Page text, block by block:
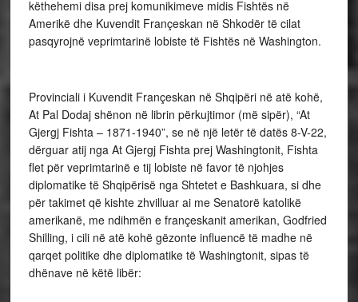
këthehemi disa prej komunikimeve midis Fishtës në
Amerikë dhe Kuvendit Françeskan në Shkodër të cilat
pasqyrojnë veprimtarinë lobiste të Fishtës në Washington.
Provinciali i Kuvendit Françeskan në Shqipëri në atë kohë,
At Pal Dodaj shënon në librin përkujtimor (më sipër), “At
Gjergj Fishta – 1871-1940”, se në një letër të datës 8-V-22,
dërguar atij nga At Gjergj Fishta prej Washingtonit, Fishta
flet për veprimtarinë e tij lobiste në favor të njohjes
diplomatike të Shqipërisë nga Shtetet e Bashkuara, si dhe
për takimet që kishte zhvilluar ai me Senatorë katolikë
amerikanë, me ndihmën e françeskanit amerikan, Godfried
Shilling, i cili në atë kohë gëzonte influencë të madhe në
qarqet politike dhe diplomatike të Washingtonit, sipas të
dhënave në këtë libër: